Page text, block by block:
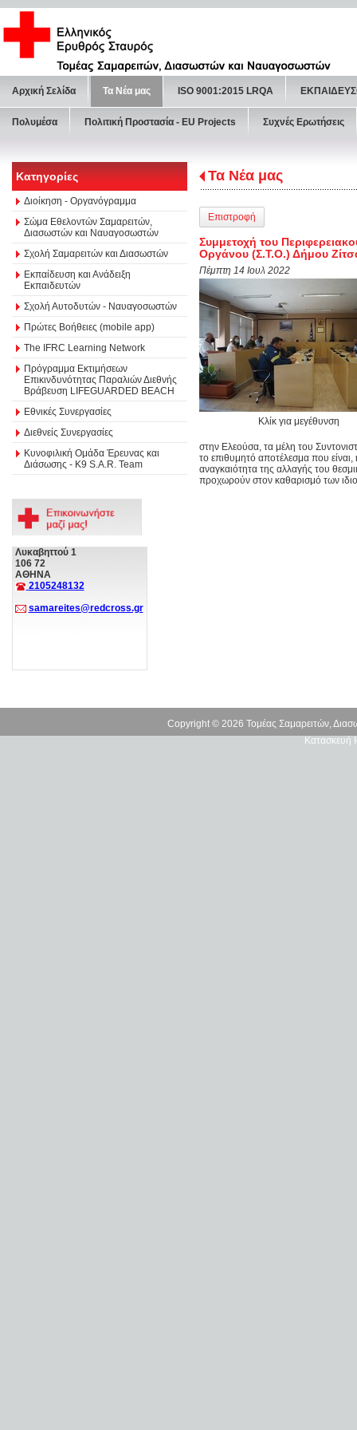
Αρχική Σελίδα Τα Νέα μας ISO 9001:2015 LRQA
Πολυμέσα Πολιτική Προστασία - ΕU Projects Συχνές Ερωτήσεις
Κατηγορίες
Διοίκηση - Οργανόγραμμα
Σώμα Εθελοντών Σαμαρειτών,
Διασωστών και Ναυαγοσωστών
Σχολή Σαμαρειτών και Διασωστών
Εκπαίδευση και Ανάδειξη
Εκπαιδευτών
Σχολή Αυτοδυτών - Ναυαγοσωστών
Πρώτες Βοήθειες (mobile app)
The IFRC Learning Network
Πρόγραμμα Εκτιμήσεων
Επικινδυνότητας Παραλιών Διεθνής
Βράβευση LIFEGUARDED BEACH
Εθνικές Συνεργασίες
Διεθνείς Συνεργασίες
Κυνοφιλική Ομάδα Έρευνας και
Διάσωσης - Κ9 S.A.R. Team
Λυκαβηττού 1
106 72
ΑΘΗΝΑ
2105248132
samareites@redcross.gr
Τα Νέα μας
Επιστροφή
Συμμετοχή του
Οργάνου (Σ.Τ.Ο.) Δήμου
Πέμπτη 14 Ιουλ 2022
Κλίκ για μεγέθυνση
στην Ελεούσα, τα μέλη του
το επιθυμητό αποτέλεσμα που
αναγκαιότητα της αλλαγής του
προχωρούν στον καθαρισμό των
Copyright © 2026 Τομέας Σαμαρειτών,
Κατασκευή